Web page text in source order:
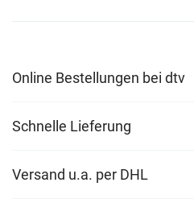
Online Bestellungen bei dtv
Schnelle Lieferung
Versand u.a. per DHL